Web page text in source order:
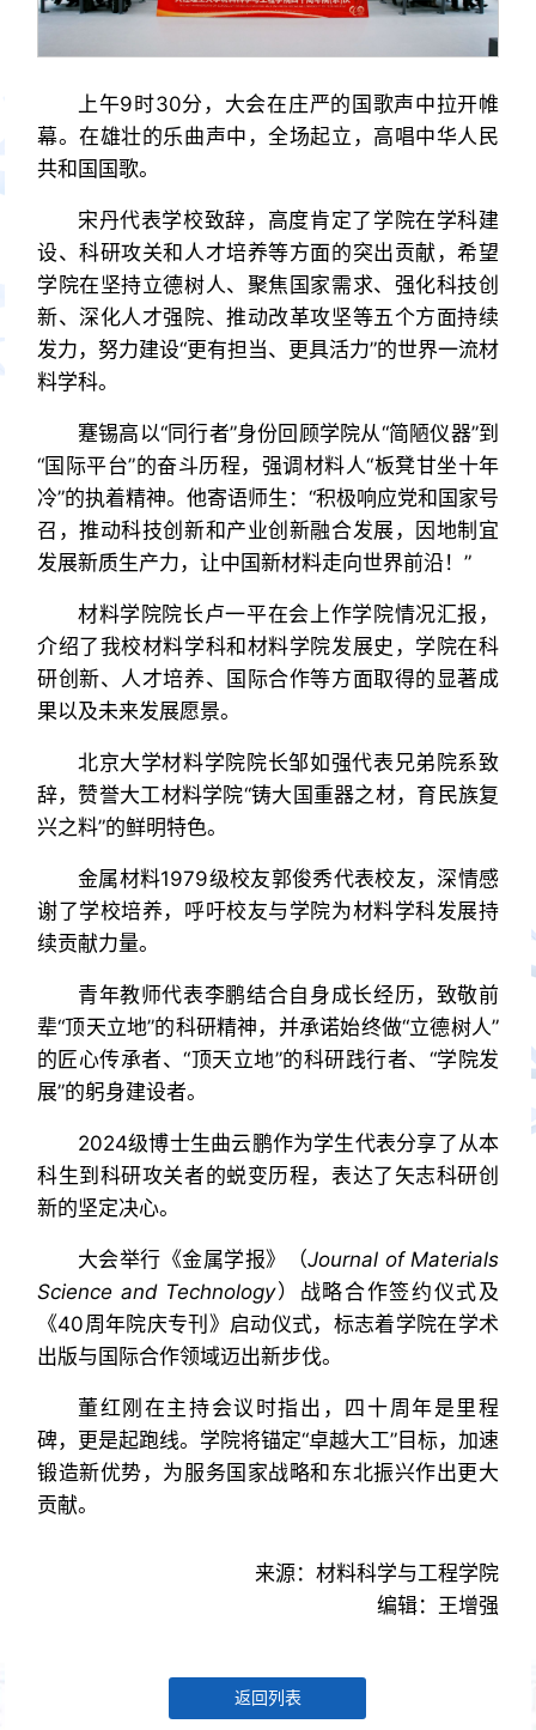
上午9时30分，大会在庄严的国歌声中拉开帷
幕。在雄壮的乐曲声中，全场起立，高唱中华人民
共和国国歌。
宋丹代表学校致辞，高度肯定了学院在学科建
设、科研攻关和人才培养等方面的突出贡献，希望
学院在坚持立德树人、聚焦国家需求、强化科技创
新、深化人才强院、推动改革攻坚等五个方面持续
发力，努力建设“更有担当、更具活力”的世界一流材
料学科。
蹇锡高以“同行者”身份回顾学院从“简陋仪器”到
“国际平台”的奋斗历程，强调材料人“板凳甘坐十年
冷”的执着精神。他寄语师生：“积极响应党和国家号
召，推动科技创新和产业创新融合发展，因地制宜
发展新质生产力，让中国新材料走向世界前沿！”
材料学院院长卢一平在会上作学院情况汇报，
介绍了我校材料学科和材料学院发展史，学院在科
研创新、人才培养、国际合作等方面取得的显著成
果以及未来发展愿景。
北京大学材料学院院长邹如强代表兄弟院系致
辞，赞誉大工材料学院“铸大国重器之材，育民族复
兴之料”的鲜明特色。
金属材料1979级校友郭俊秀代表校友，深情感
谢了学校培养，呼吁校友与学院为材料学科发展持
续贡献力量。
青年教师代表李鹏结合自身成长经历，致敬前
辈“顶天立地”的科研精神，并承诺始终做“立德树人”
的匠心传承者、“顶天立地”的科研践行者、“学院发
展”的躬身建设者。
2024级博士生曲云鹏作为学生代表分享了从本
科生到科研攻关者的蜕变历程，表达了矢志科研创
新的坚定决心。
大会举行 《金属学报》 （Journal of Materials
Science and Technology） 战略合作签约仪式及
《40周年院庆专刊》启动仪式，标志着学院在学术
出版与国际合作领域迈出新步伐。
董红刚在主持会议时指出，四十周年是里程
碑，更是起跑线。学院将锚定“卓越大工”目标，加速
锻造新优势，为服务国家战略和东北振兴作出更大
贡献。
来源：材料科学与工程学院
编辑：王增强
返回列表